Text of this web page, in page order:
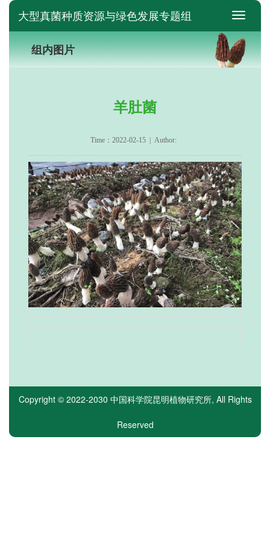
switch
大型真菌种质资源与绿色发展专题组
组内图片
羊肚菌
Time：2022-02-15 | Author:
Copyright © 2022-2030 中国科学院昆明植物研究所, All Rights
Reserved